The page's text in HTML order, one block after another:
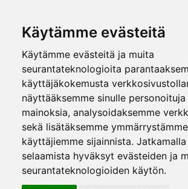
Käytämme evästeitä
Käytämme evästeitä ja muita
seurantateknologioita
käyttäjäkokemusta
näyttääksemme sinulle
mainoksia, analysoidaksemme
sekä lisätäksemme ymmärrystämme
käyttäjiemme sijainnista.
selaamista hyväksyt evästeiden ja
seurantateknologioiden käytön.